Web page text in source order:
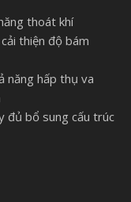
thoát khí
thiện độ bám
năng hấp thụ va
đủ bổ sung cấu trúc